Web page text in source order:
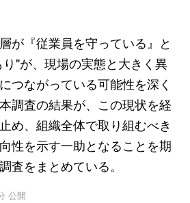
が『従業員を守っている』と
"が、現場の実態と大きく異
つながっている可能性を深く
調査の結果が、この現状を経
め、組織全体で取り組むべき
性を示す一助となることを期
査をまとめている。
公開